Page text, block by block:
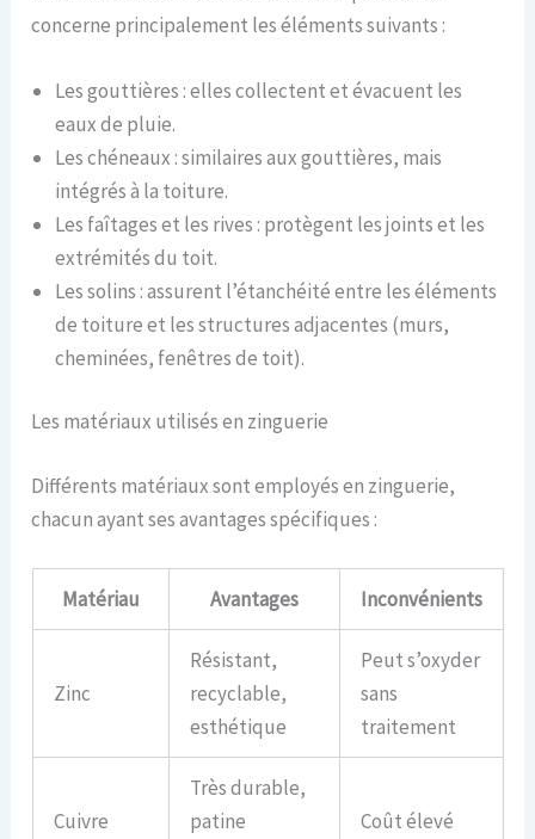
concerne principalement les éléments suivants :
Les gouttières : elles collectent et évacuent les
eaux de pluie.
Les chéneaux : similaires aux gouttières, mais
intégrés à la toiture.
Les faîtages et les rives : protègent les joints et les
extrémités du toit.
Les solins : assurent l’étanchéité entre les éléments
de toiture et les structures adjacentes (murs,
cheminées, fenêtres de toit).
Les matériaux utilisés en zinguerie
Différents matériaux sont employés en zinguerie,
chacun ayant ses avantages spécifiques :
Matériau Avantages Inconvénients
Zinc
Résistant,
recyclable,
esthétique
Peut s’oxyder
sans
traitement
Cuivre
Très durable,
patine
Coût élevé